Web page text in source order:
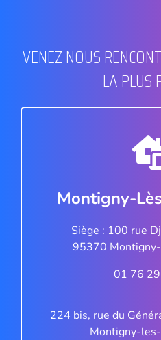
VENEZ NOUS
LA PLUS
Montigny-
Siège : 100 rue
95370
01 76
224 bis, rue du
Montigny-